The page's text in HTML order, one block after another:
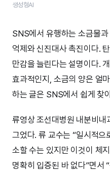
생성형AI
SNS에서 유행하는 소금물
억제와 신진대사 촉진이다.
만감을 늘린다는 설명이다.
효과적인지, 소금의 양은 얼
하는 글은 SNS에서 쉽게 찾
류영상 조선대병원 내분비내
그었다. 류 교수는 “일시적
소할 수는 있지만 이것이 체
명확히 입증된 바 없다”면서